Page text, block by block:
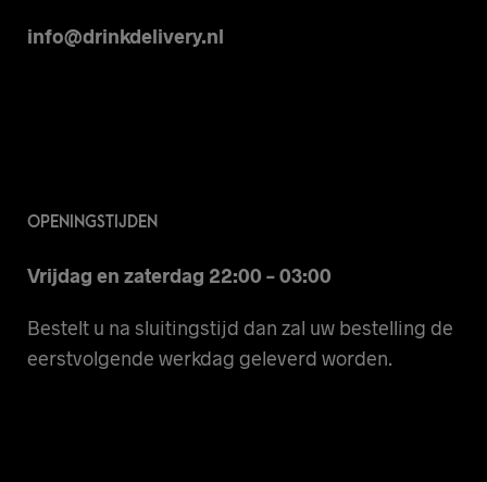
info@drinkdelivery.nl
OPENINGSTIJDEN
Vrijdag en zaterdag 22:00 – 03:00
Bestelt u na sluitingstijd dan zal uw bestelling de
eerstvolgende werkdag geleverd worden.